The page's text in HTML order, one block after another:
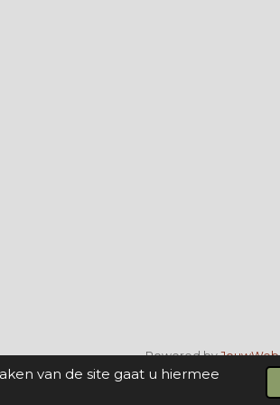
van de site gaat u hiermee
Powered byJouwWeb